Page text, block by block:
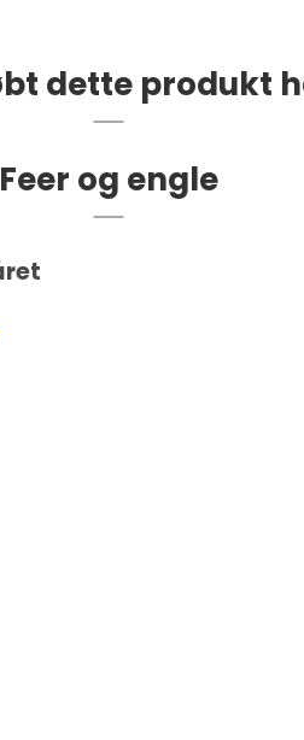
dette produkt
Feer og engle